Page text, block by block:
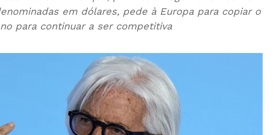
em dólares, pede à Europa para copiar o
para continuar a ser competitiva